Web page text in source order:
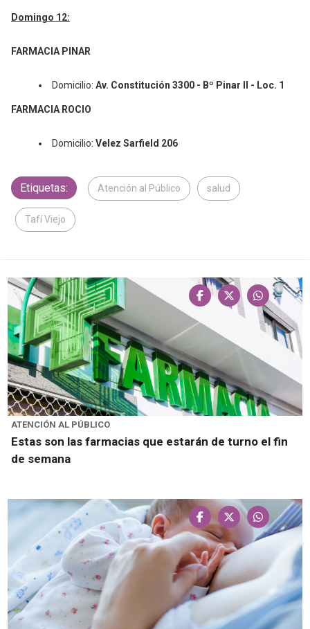
Domingo 12:
FARMACIA PINAR
Domicilio: Av. Constitución 3300 - Bº Pinar II - Loc. 1
FARMACIA ROCIO
Domicilio: Velez Sarfield 206
Etiquetas: Atención al Público salud
Tafí Viejo
ATENCIÓN AL PÚBLICO
Estas son las farmacias que estarán de turno el fin
de semana